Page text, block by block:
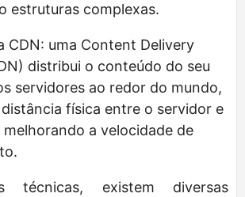
estruturas complexas.
CDN: uma Content Delivery
distribui o conteúdo do seu
servidores ao redor do mundo,
física entre o servidor e
a velocidade de
técnicas, existem diversas